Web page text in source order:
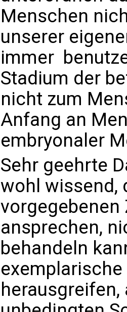
Menschen
unserer
immer 
Stadium der
nicht zum
Anfang an
embryonaler
Sehr geehrte
wohl wissend,
ansprechen,
behandeln